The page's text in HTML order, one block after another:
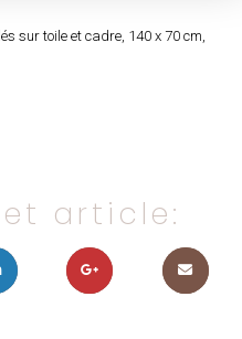
sur toile et cadre, 140 x 70 cm,
article: